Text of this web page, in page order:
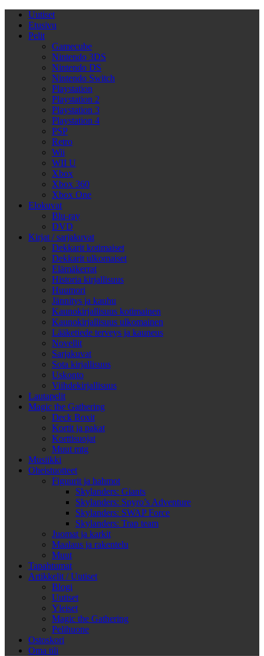
Uutiset
Etusivu
Pelit
Gamecube
Nintendo 3DS
Nintendo DS
Nintendo Switch
Playstation
Playstation 2
Playstation 3
Playstation 4
PSP
Retro
Wii
WII U
Xbox
Xbox 360
Xbox One
Elokuvat
Blu-ray
DVD
Kirjat / sarjakuvat
Dekkarit kotimaiset
Dekkarit ulkomaiset
Elämäkerrat
Historia kirjallisuus
Huumori
Jännitys ja kauhu
Kaunokirjallisuus kotimainen
Kaunokirjallisuus ulkomainen
Lääketiede terveys ja kauneus
Novellit
Sarjakuvat
Sota kirjallisuus
Uskonto
Viihdekirjallisuus
Lautapelit
Magic the Gathering
Deck Boxit
Kortit ja pakat
Korttisuojat
Muut mtg
Musiikki
Oheistuotteet
Figuurit ja hahmot
Skylanders: Giants
Skylanders: Spyro’s Adventure
Skylanders: SWAP Force
Skylanders: Trap team
Juomat ja karkit
Maalaus ja rakentelu
Muut
Tapahtumat
Artikkelit / Uutiset
Blogi
Uutiset
Yleiset
Magic the Gathering
Pelihuone
Ostoskori
Oma tili